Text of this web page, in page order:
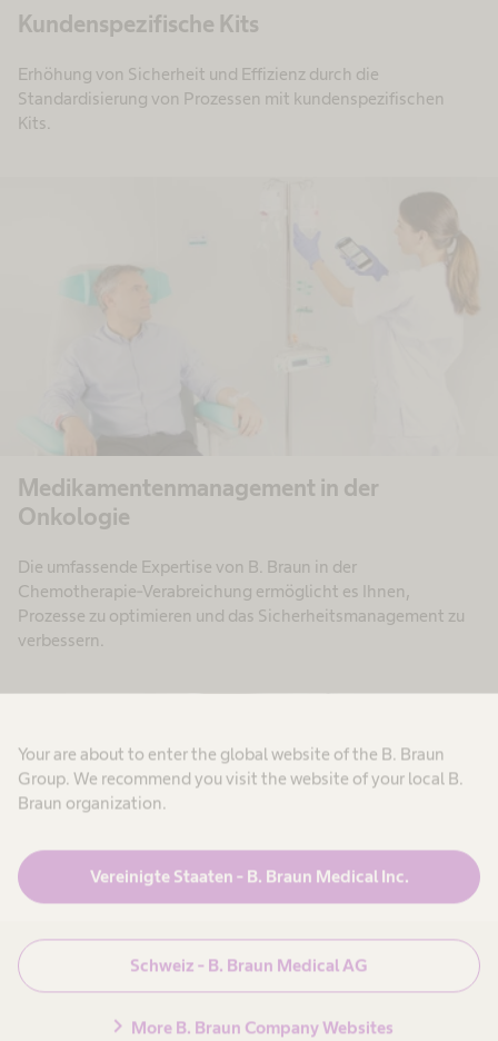
Your are about to enter the global website of the B. Braun
Group. We recommend you visit the website of your local B.
Braun organization.
Vereinigte Staaten - B. Braun Medical Inc.
Schweiz - B. Braun Medical AG
chevron_right More B. Braun Company Websites
Kundenspezifische Kits
Erhöhung von Sicherheit und Effizienz durch die
Standardisierung von Prozessen mit kundenspezifischen
Kits.
Medikamentenmanagement in der
Onkologie
Die umfassende Expertise von B. Braun in der
Chemotherapie-Verabreichung ermöglicht es Ihnen,
Prozesse zu optimieren und das Sicherheitsmanagement zu
verbessern.